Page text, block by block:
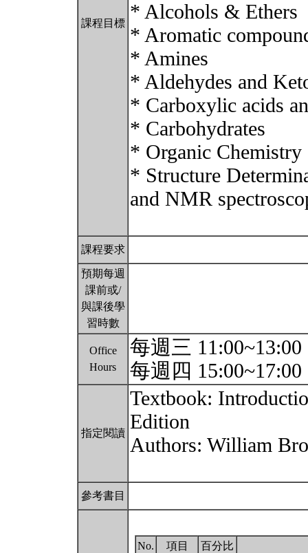
課程目標 * Alcohols & Ethers
* Aromatic
* Amines
* Aldehydes and
* Carboxylic acids
* Carbohydrates
* Organic
* Structure
and NMR
課程要求
預期每週
課前或/
與課後學
習時數
Office
Hours
每週三 11:00~13:00
每週四 15:00~17:00
指定閱讀
Textbook:
Edition
Authors: William
參考書目
No. 項目
百分比